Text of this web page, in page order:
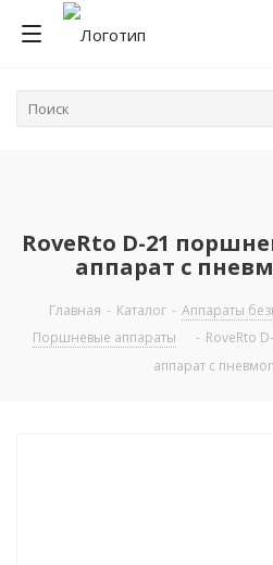
RoveRto D-21
аппарат с
Главная - Каталог - Аппараты
Поршневые аппараты
- RoveRto
аппарат с